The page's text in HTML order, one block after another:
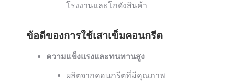
โรงงานและโกดังสินค้า
ข้อดีของการใช้เสาเข็มคอนกรีต
ความแข็งแรงและทนทานสูง
ผลิตจากคอนกรีตที่มีคุณภาพ